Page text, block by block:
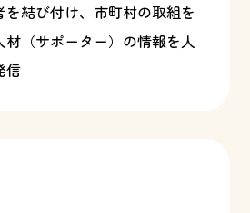
結び付け、市町村の取組を
（サポーター）の情報を人
信